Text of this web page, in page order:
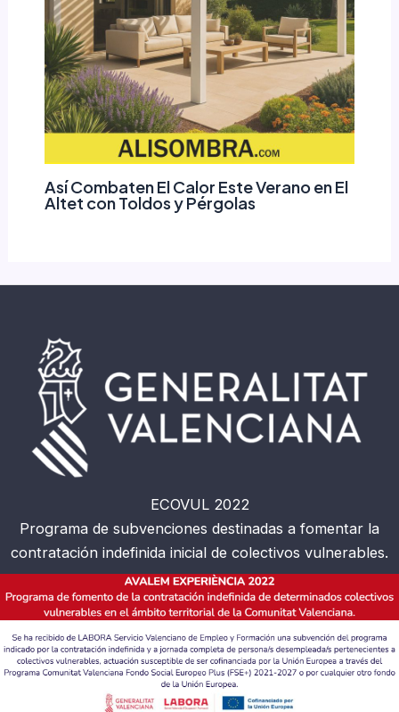
Así Combaten El Calor Este Verano en El
Altet con Toldos y Pérgolas
ECOVUL 2022
Programa de subvenciones destinadas a fomentar la
contratación indefinida inicial de colectivos vulnerables.